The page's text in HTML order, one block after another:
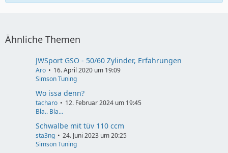
Ähnliche Themen
JWSport GSO - 50/60 Zylinder, Erfahrungen
Aro
16. April 2020 um 19:09
Simson Tuning
Wo issa denn?
tacharo
12. Februar 2024 um 19:45
Bla.. Bla...
Schwalbe mit tüv 110 ccm
sta3ng
24. Juni 2023 um 20:25
Simson Tuning